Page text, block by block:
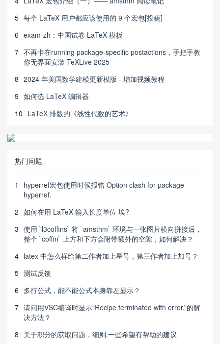
5 每个 LaTeX 用户都应该使用的 9 个宏包[投稿]
6 exam-zh：中国试卷 LaTeX 模板
7 不再卡在running package-specific postactions，手把手教
你无界面安装 TeXLive 2025
8 2024 年美国数学建模更新模版 - 增加视频教程
9 如何选 LaTeX 编辑器
10 LaTeX 排版的《线性代数的艺术》
热门问题
1
hyperref宏包使用时候报错 Option clash for package
hyperref.
2 如何在用 LaTeX 输入长度单位 埃?
3 使用 `l3coffins` 将 `amsthm` 环境与一张图片横向拼接后，
整个 `coffin` 上方和下方会附带额外的空隙，如何解决？
4 latex 中怎么样给第二作者加上星号，第三作者加上加号？
5 测试反馈
6 多行公式，能不能公式本身靠左显示？
7 请问用VSC编译时显示“Recipe terminated with error.”的解
决方法？
8 关于积分的获取问题，细则.一些希望有帮助的建议